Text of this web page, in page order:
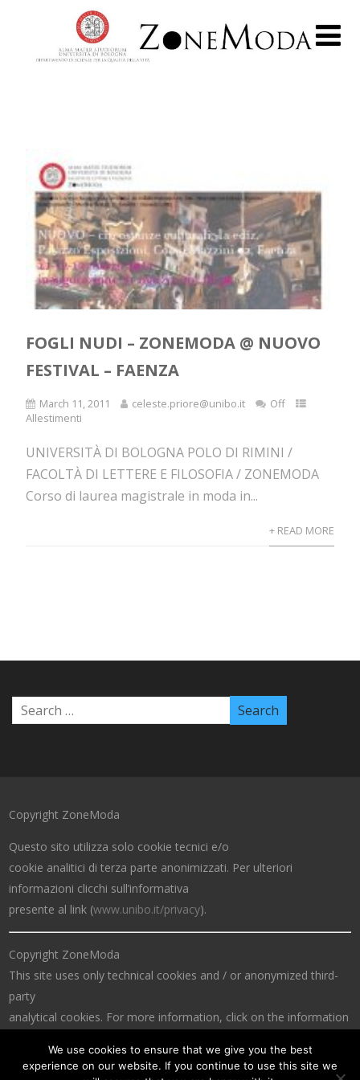
FOGLI NUDI – ZONEMODA @ NUOVO
FESTIVAL – FAENZA
March 11, 2011 celeste.priore@unibo.it
Off
Allestimenti
UNIVERSITÀ DI BOLOGNA POLO DI RIMINI /
FACOLTÀ DI LETTERE E FILOSOFIA / ZONEMODA
Corso di laurea magistrale in moda in...
+ READ MORE
Copyright ZoneModa
Questo sito utilizza solo cookie tecnici e/o
cookie analitici di terza parte anonimizzati. Per ulteriori
informazioni clicchi sull’informativa
presente al link (www.unibo.it/privacy).
Copyright ZoneModa
This site uses only technical cookies and / or anonymized third-
party
analytical cookies. For more information, click on the information
We use cookies to ensure that we give you the best
experience on our website. If you continue to use this site we